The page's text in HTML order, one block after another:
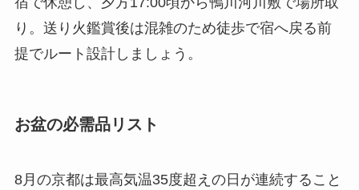
り。送り火鑑賞後は混雑のため徒歩で宿へ戻る前
提でルート設計しましょう。
お盆の必需品リスト
8月の京都は最高気温35度超えの日が連続すること